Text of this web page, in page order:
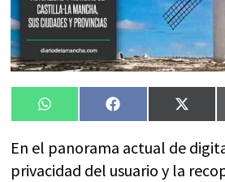
Compartir
en
WhatsAppCompartir
en
Facebook
en
X
En el panorama actual de
privacidad del usuario y la